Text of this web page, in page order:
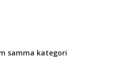
samma kategori